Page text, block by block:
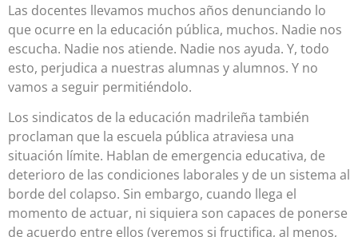
Las docentes llevamos muchos años denunciando lo
que ocurre en la educación pública, muchos. Nadie nos
escucha. Nadie nos atiende. Nadie nos ayuda. Y, todo
esto, perjudica a nuestras alumnas y alumnos. Y no
vamos a seguir permitiéndolo.
Los sindicatos de la educación madrileña también
proclaman que la escuela pública atraviesa una
situación límite. Hablan de emergencia educativa, de
deterioro de las condiciones laborales y de un sistema al
borde del colapso. Sin embargo, cuando llega el
momento de actuar, ni siquiera son capaces de ponerse
de acuerdo entre ellos (veremos si fructifica, al menos,